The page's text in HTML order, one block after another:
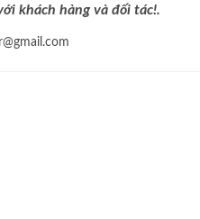
khách hàng và đối tác!.